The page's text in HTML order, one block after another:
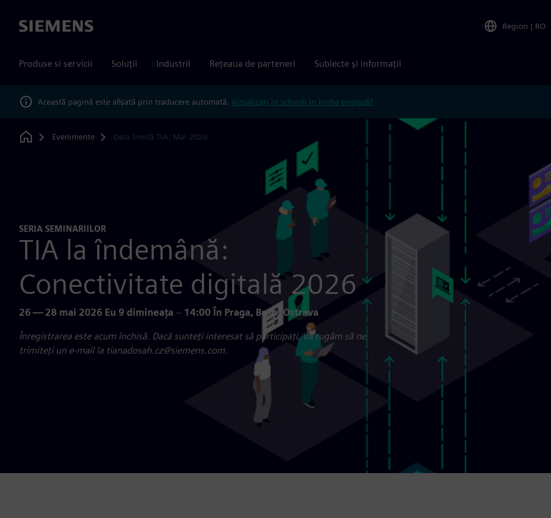
Siemens Region | RO
Produse si servicii Soluții Industrii Rețeaua de parteneri Subiecte și informații
Această pagină este afișată prin traducere automată. Vizualizați în schimb în limba engleză?
Home
Evenimente Data limită TIA: Mai 2026
SERIA SEMINARIILOR
TIA la îndemână:
Conectivitate digitală 2026
26 — 28 mai 2026 Eu 9 dimineața -- 14:00 În Praga, Brno, Ostrava
Înregistrarea este acum închisă. Dacă sunteți interesat să participați, vă rugăm să ne
trimiteți un e-mail la tianadosah.cz@siemens.com.